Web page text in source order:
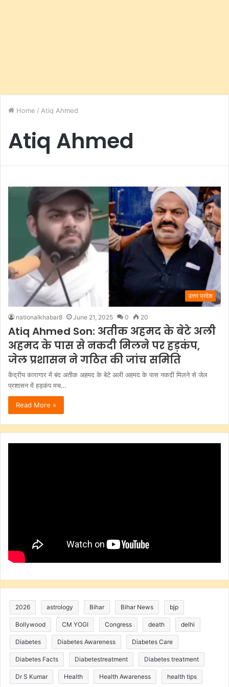
Home / Atiq Ahmed
Atiq Ahmed
उत्तर प्रदेश
nationalkhabar8 June 21, 2025 0 20
Atiq Ahmed Son: अतीक अहमद के बेटे अली
अहमद के पास से नकदी मिलने पर हड़कंप,
जेल प्रशासन ने गठित की जांच समिति
केंद्रीय कारागार में बंद अतीक अहमद के बेटे अली अहमद के पास नकदी मिलने से जेल
प्रशासन में हड़कंप मच…
Read More »
2026 astrology Bihar Bihar News bjp
Bollywood CM YOGI Congress death delhi
Diabetes Diabetes Awareness Diabetes Care
Diabetes Facts Diabetestreatment Diabetes treatment
Dr S Kumar Health Health Awareness health tips